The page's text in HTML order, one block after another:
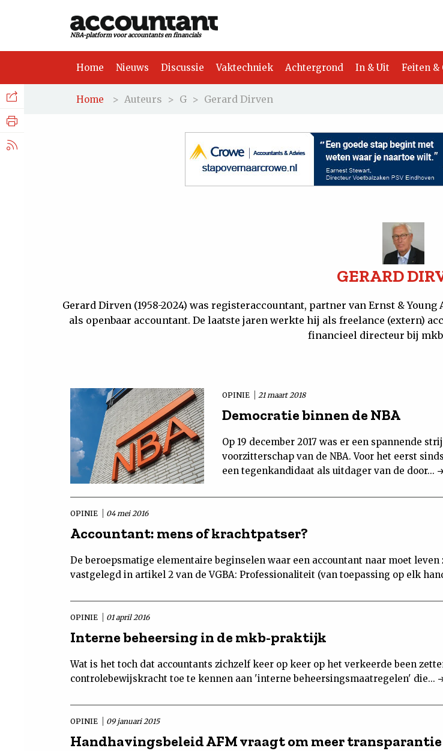
NBA-platform voor accountants en financials
Home Nieuws Discussie Vaktechniek Achtergrond In & Uit Feiten &
Home > Auteurs > G > Gerard Dirven
GERARD
Gerard Dirven (1958-2024) was registeraccountant, partner van Ernst &
als openbaar accountant. De laatste jaren werkte hij als freelance (extern)
financieel directeur bij
OPINIE 21 maart 2018
Democratie binnen de NBA
Op 19 december 2017 was er een spannende
voorzitterschap van de NBA. Voor het eerst
een tegenkandidaat als uitdager van de door...
OPINIE 04 mei 2016
Accountant: mens of krachtpatser?
De beroepsmatige elementaire beginselen waar een accountant naar moet leven
vastgelegd in artikel 2 van de VGBA: Professionaliteit (van toepassing op elk
OPINIE 01 april 2016
Interne beheersing in de mkb-praktijk
Wat is het toch dat accountants zichzelf keer op keer op het verkeerde been
controlebewijskracht toe te kennen aan 'interne beheersingsmaatregelen' die...
OPINIE 09 januari 2015
Handhavingsbeleid AFM vraagt om meer transparantie
Facebook
Nieuws